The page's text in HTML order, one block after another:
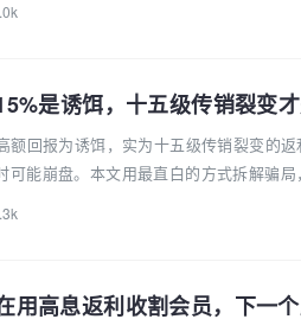
额回报为诱饵，实为十五级传销裂变的
可能崩盘。本文用最直白的方式拆解骗
用高息返利收割会员，下一